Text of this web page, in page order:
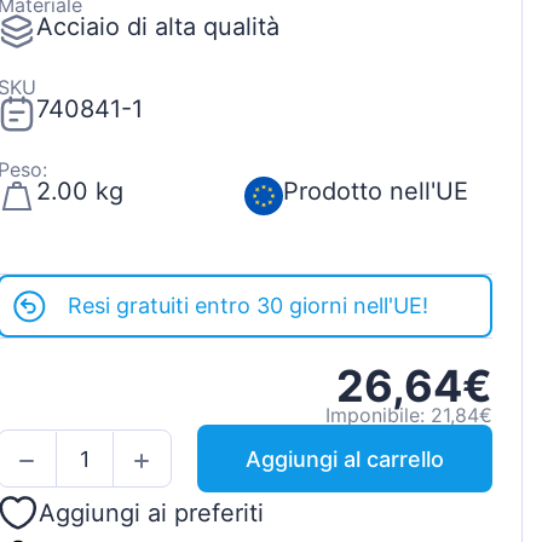
Acciaio di alta qualità
740841-1
2.00 kg Prodotto nell'UE
Resi gratuiti entro 30 giorni nell'UE!
26,64€
Imponibile: 21,84€
Aggiungi al carrello
Aggiungi ai preferiti